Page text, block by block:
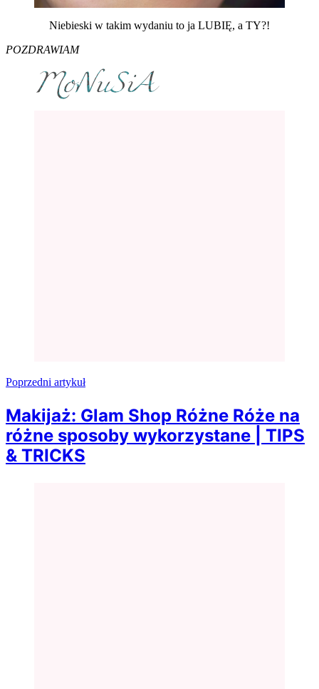
Niebieski w takim wydaniu to ja LUBIĘ, a TY?!
POZDRAWIAM
Poprzedni artykuł
Makijaż: Glam Shop Różne Róże na
różne sposoby wykorzystane | TIPS
& TRICKS